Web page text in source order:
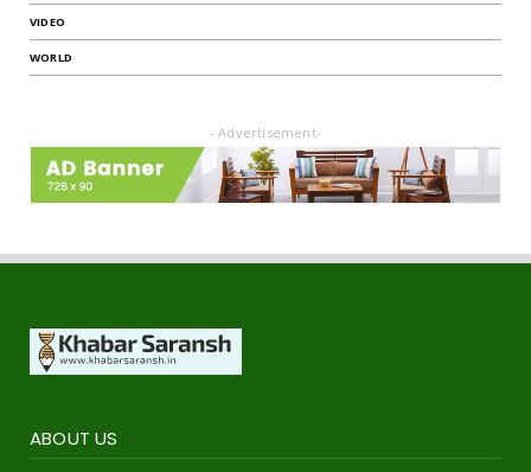
VIDEO
WORLD
- Advertisement-
ABOUT US